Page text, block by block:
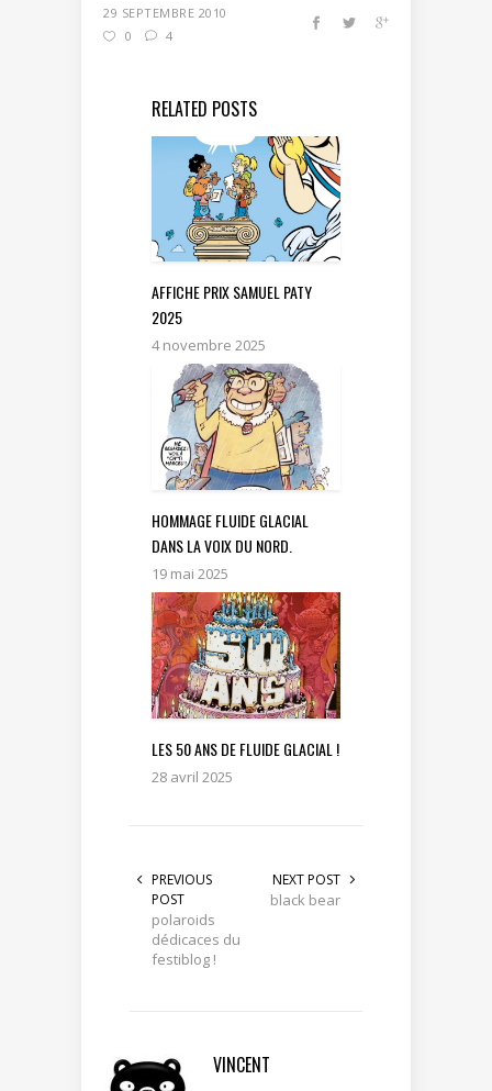
29 SEPTEMBRE 2010
0
4
RELATED POSTS
AFFICHE PRIX SAMUEL PATY
2025
4 novembre 2025
HOMMAGE FLUIDE GLACIAL
DANS LA VOIX DU NORD.
19 mai 2025
LES 50 ANS DE FLUIDE GLACIAL !
28 avril 2025
PREVIOUS
POST
polaroids
dédicaces du
festiblog !
NEXT POST
black bear
VINCENT